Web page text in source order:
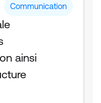
Communication
ainsi